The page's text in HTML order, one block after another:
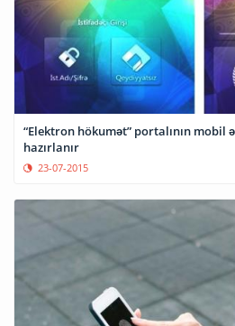
“Elektron hökumət” portalının mobil
hazırlanır
23-07-2015